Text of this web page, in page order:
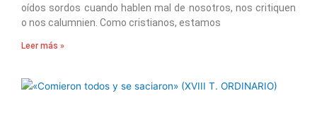
oídos sordos cuando hablen mal de nosotros, nos critiquen
o nos calumnien. Como cristianos, estamos
Leer más »